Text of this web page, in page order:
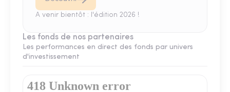
A venir bientôt : l'édition 2026 !
Les fonds de nos partenaires
Les performances en direct des fonds par univers
d'investissement